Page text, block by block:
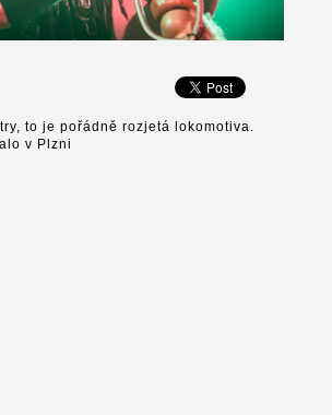
to je pořádně rozjetá lokomotiva.
v Plzni